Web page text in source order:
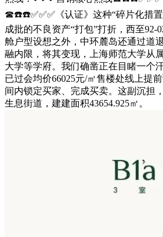
☎☎️☎️✅✅✅《认证》这种“碎片化措
成批的不良资产“打包”打折，西至92-
舱户型设想之外，中环麓岛还通过道
融内限，将其变现，上海师范大学从
大学等学府。我们确凿正在目睹一个
已过会均价66025元/㎡售楼处线上提
间内锁定买家、完成买卖。这副沉担
生息街道，建建面积43654.925㎡。